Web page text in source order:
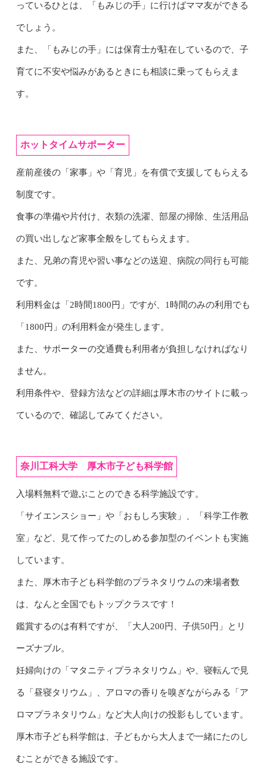
っているひとは、「もみじの手」に行けばママ友ができる
でしょう。
また、「もみじの手」には保育士が駐在しているので、子
育てに不安や悩みがあるときにも相談に乗ってもらえま
す。
ホットタイムサポーター
産前産後の「家事」や「育児」を有償で支援してもらえる
制度です。
食事の準備や片付け、衣類の洗濯、部屋の掃除、生活用品
の買い出しなど家事全般をしてもらえます。
また、兄弟の育児や習い事などの送迎、病院の同行も可能
です。
利用料金は「2時間1800円」ですが、1時間のみの利用でも
「1800円」の利用料金が発生します。
また、サポーターの交通費も利用者が負担しなければなり
ません。
利用条件や、登録方法などの詳細は厚木市のサイトに載っ
ているので、確認してみてください。
奈川工科大学 厚木市子ども科学館
入場料無料で遊ぶことのできる科学施設です。
「サイエンスショー」や「おもしろ実験」、「科学工作教
室」など、見て作ってたのしめる参加型のイベントも実施
しています。
また、厚木市子ども科学館のプラネタリウムの来場者数
は、なんと全国でもトップクラスです！
鑑賞するのは有料ですが、「大人200円、子供50円」とリ
ーズナブル。
妊婦向けの「マタニティプラネタリウム」や、寝転んで見
る「昼寝タリウム」、アロマの香りを嗅ぎながらみる「ア
ロマプラネタリウム」など大人向けの投影もしています。
厚木市子ども科学館は、子どもから大人まで一緒にたのし
むことができる施設です。